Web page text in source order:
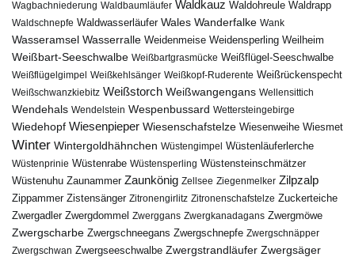
Wagbachniederung Waldbaumläufer Waldkauz Waldohreule Waldrapp
Waldschnepfe Waldwasserläufer Wales Wanderfalke Wank
Wasseramsel Wasserralle Weidenmeise Weidensperling Weilheim
Weißbart-Seeschwalbe Weißbartgrasmücke Weißflügel-Seeschwalbe
Weißflügelgimpel Weißkehlsänger Weißkopf-Ruderente Weißrückenspecht
Weißschwanzkiebitz Weißstorch Weißwangengans Wellensittich
Wendehals Wendelstein Wespenbussard Wettersteingebirge
Wiedehopf Wiesenpieper Wiesenschafstelze Wiesenweihe Wiesmet
Winter Wintergoldhähnchen Wüstengimpel Wüstenläuferlerche
Wüstenprinie Wüstenrabe Wüstensperling Wüstensteinschmätzer
Wüstenuhu Zaunammer Zaunkönig Zellsee Ziegenmelker Zilpzalp
Zippammer Zistensänger Zitronengirlitz Zitronenschafstelze Zuckerteiche
Zwergadler Zwergdommel Zwerggans Zwergkanadagans Zwergmöwe
Zwergscharbe Zwergschneegans Zwergschnepfe Zwergschnäpper
Zwergschwan Zwergseeschwalbe Zwergstrandläufer Zwergsäger